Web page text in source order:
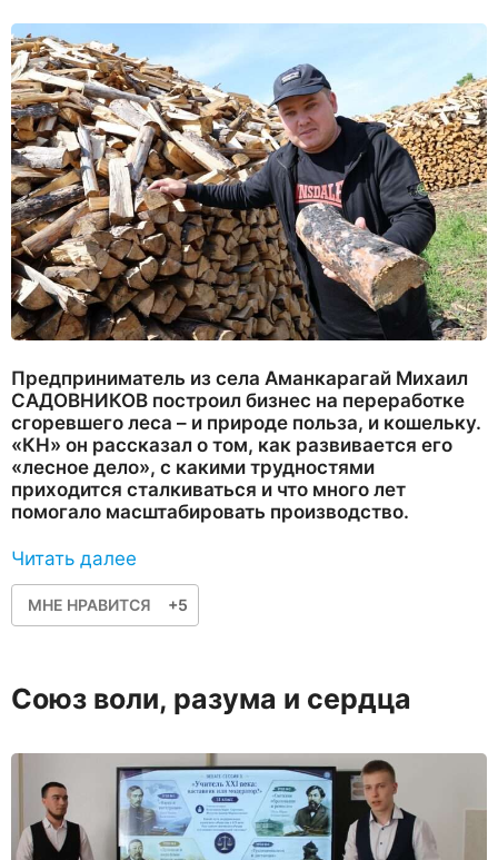
Предприниматель из села Аманкарагай Михаил
САДОВНИКОВ построил бизнес на переработке
сгоревшего леса – и природе польза, и кошельку.
«КН» он рассказал о том, как развивается его
«лесное дело», с какими трудностями
приходится сталкиваться и что много лет
помогало масштабировать производство.
Читать далее
МНЕ НРАВИТСЯ +5
Союз воли, разума и сердца